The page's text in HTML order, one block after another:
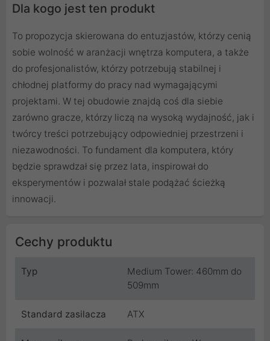
Dla kogo jest ten produkt
To propozycja skierowana do entuzjastów, którzy cenią
sobie wolność w aranżacji wnętrza komputera, a także
do profesjonalistów, którzy potrzebują stabilnej i
chłodnej platformy do pracy nad wymagającymi
projektami. W tej obudowie znajdą coś dla siebie
zarówno gracze, którzy liczą na wysoką wydajność, jak i
twórcy treści potrzebujący odpowiedniej przestrzeni i
niezawodności. To fundament dla komputera, który
będzie sprawdzał się przez lata, inspirował do
eksperymentów i pozwalał stale podążać ścieżką
innowacji.
Cechy produktu
Typ
Medium Tower: 460mm do
509mm
Standard zasilacza ATX